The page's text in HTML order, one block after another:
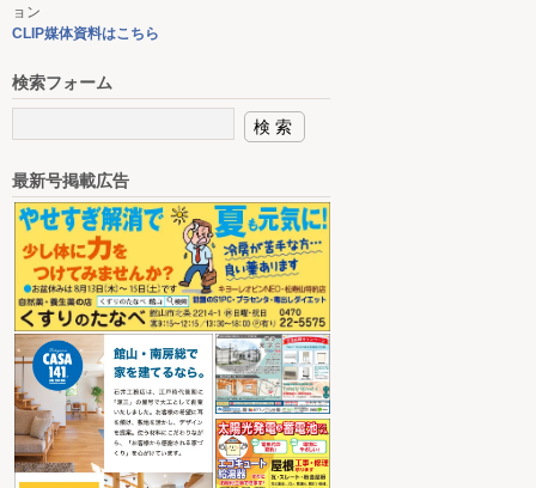
ョン
CLIP媒体資料はこちら
検索フォーム
最新号掲載広告